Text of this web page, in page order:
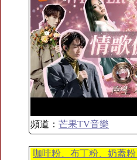
頻道： 芒果TV音樂
咖啡粉、布丁粉、奶蓋